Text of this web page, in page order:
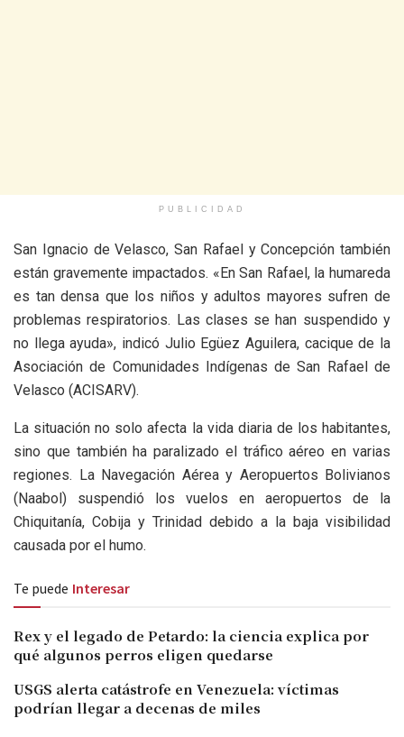
PUBLICIDAD
San Ignacio de Velasco, San Rafael y Concepción también
están gravemente impactados. «En San Rafael, la humareda
es tan densa que los niños y adultos mayores sufren de
problemas respiratorios. Las clases se han suspendido y
no llega ayuda», indicó Julio Egüez Aguilera, cacique de la
Asociación de Comunidades Indígenas de San Rafael de
Velasco (ACISARV).
La situación no solo afecta la vida diaria de los habitantes,
sino que también ha paralizado el tráfico aéreo en varias
regiones. La Navegación Aérea y Aeropuertos Bolivianos
(Naabol) suspendió los vuelos en aeropuertos de la
Chiquitanía, Cobija y Trinidad debido a la baja visibilidad
causada por el humo.
Te puede Interesar
Rex y el legado de Petardo: la ciencia explica por
qué algunos perros eligen quedarse
USGS alerta catástrofe en Venezuela: víctimas
podrían llegar a decenas de miles